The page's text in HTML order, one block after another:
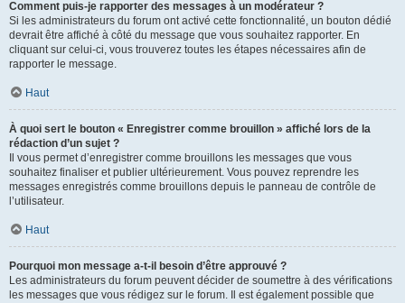
Comment puis-je rapporter des messages à un modérateur ?
Si les administrateurs du forum ont activé cette fonctionnalité, un bouton dédié
devrait être affiché à côté du message que vous souhaitez rapporter. En
cliquant sur celui-ci, vous trouverez toutes les étapes nécessaires afin de
rapporter le message.
Haut
À quoi sert le bouton « Enregistrer comme brouillon » affiché lors de la
rédaction d’un sujet ?
Il vous permet d’enregistrer comme brouillons les messages que vous
souhaitez finaliser et publier ultérieurement. Vous pouvez reprendre les
messages enregistrés comme brouillons depuis le panneau de contrôle de
l’utilisateur.
Haut
Pourquoi mon message a-t-il besoin d’être approuvé ?
Les administrateurs du forum peuvent décider de soumettre à des vérifications
les messages que vous rédigez sur le forum. Il est également possible que